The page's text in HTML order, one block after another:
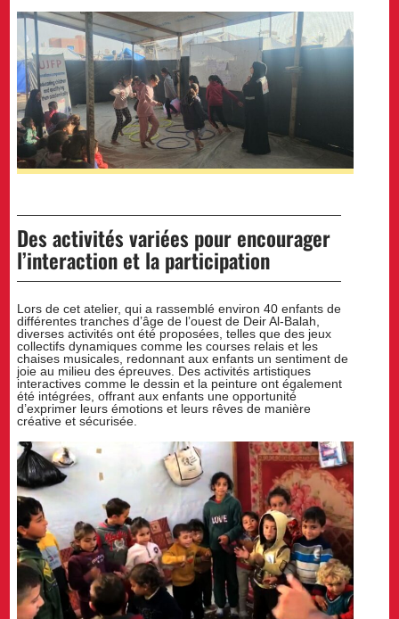
Des activités variées pour encourager
l’interaction et la participation
Lors de cet atelier, qui a rassemblé environ 40 enfants de
différentes tranches d’âge de l’ouest de Deir Al-Balah,
diverses activités ont été proposées, telles que des jeux
collectifs dynamiques comme les courses relais et les
chaises musicales, redonnant aux enfants un sentiment de
joie au milieu des épreuves. Des activités artistiques
interactives comme le dessin et la peinture ont également
été intégrées, offrant aux enfants une opportunité
d’exprimer leurs émotions et leurs rêves de manière
créative et sécurisée.